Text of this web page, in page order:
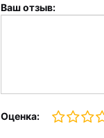
Ваш отзыв:
Оценка: